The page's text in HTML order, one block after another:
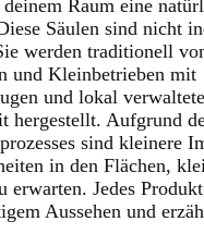
Raum eine
Säulen sind nicht
werden traditionell
und Kleinbetrieben mit
und lokal
hergestellt. Aufgrund
sind kleinere
in den Flächen,
erwarten. Jedes
Aussehen und